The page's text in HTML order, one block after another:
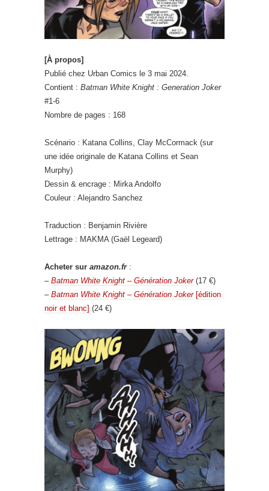
[À propos]
Publié chez Urban Comics le 3 mai 2024.
Contient : Batman White Knight : Generation Joker
#1-6
Nombre de pages : 168
Scénario : Katana Collins, Clay McCormack (sur
une idée originale de Katana Collins et Sean
Murphy)
Dessin & encrage : Mirka Andolfo
Couleur : Alejandro Sanchez
Traduction : Benjamin Rivière
Lettrage : MAKMA (Gaël Legeard)
Acheter sur amazon.fr:
– Batman White Knight – Génération Joker(17 €)
– Batman White Knight – Génération Joker[édition
noir et blanc] (24 €)